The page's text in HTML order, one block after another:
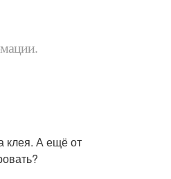
клея. А ещё от